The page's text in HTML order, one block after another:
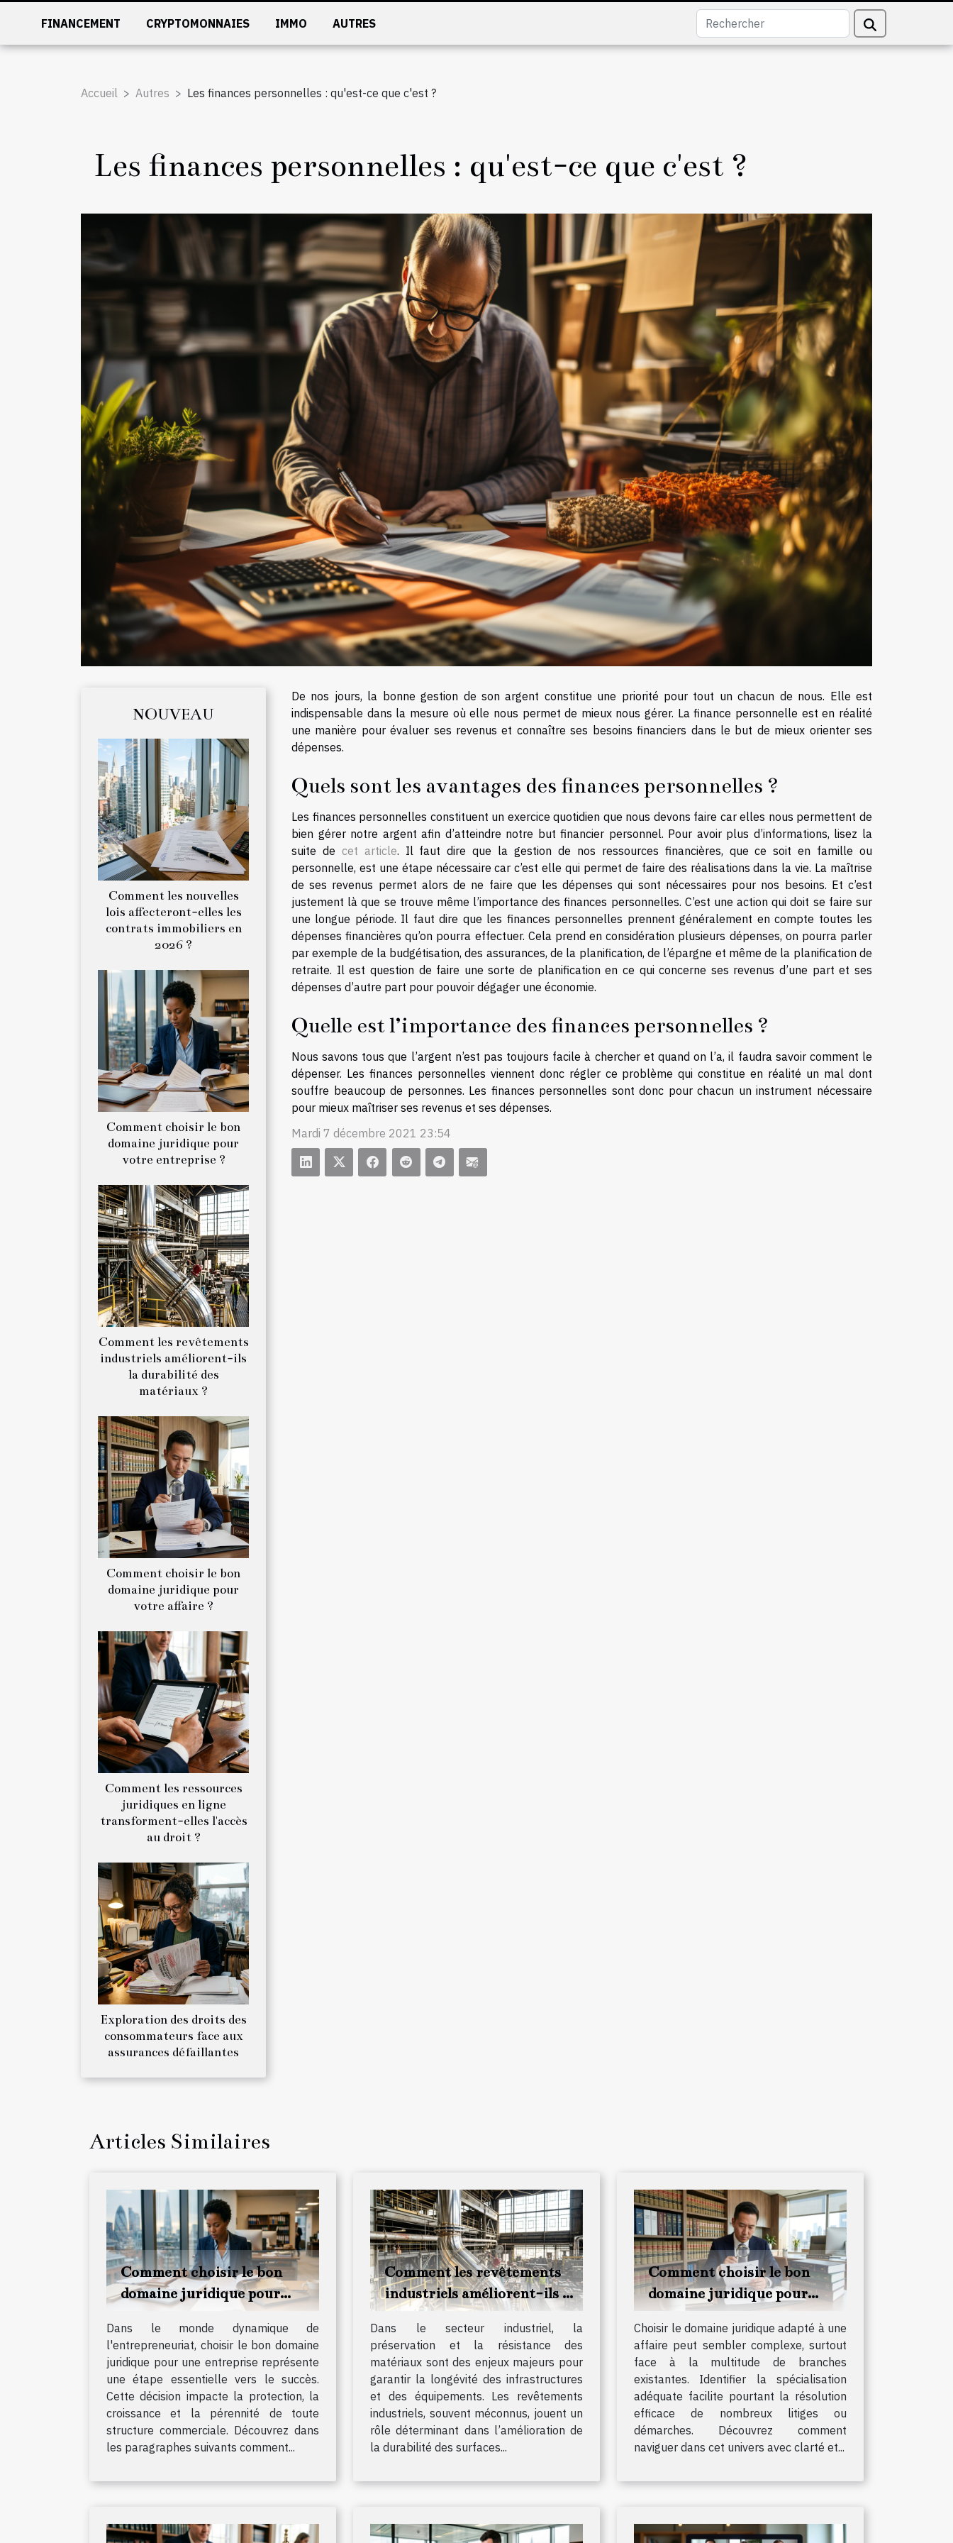
FINANCEMENT CRYPTOMONNAIES IMMO AUTRES
Accueil Autres Les finances personnelles : qu'est-ce que c'est ?
Les finances personnelles : qu'est-ce que c'est ?
NOUVEAU
Comment les nouvelles
lois affecteront-elles les
contrats immobiliers en
2026 ?
Comment choisir le bon
domaine juridique pour
votre entreprise ?
Comment les revêtements
industriels améliorent-ils
la durabilité des
matériaux ?
Comment choisir le bon
domaine juridique pour
votre affaire ?
Comment les ressources
juridiques en ligne
transforment-elles l'accès
au droit ?
Exploration des droits des
consommateurs face aux
assurances défaillantes
De nos jours, la bonne gestion de son argent constitue une priorité pour tout un chacun de nous. Elle est
indispensable dans la mesure où elle nous permet de mieux nous gérer. La finance personnelle est en réalité
une manière pour évaluer ses revenus et connaître ses besoins financiers dans le but de mieux orienter ses
dépenses.
Quels sont les avantages des finances personnelles ?
Les finances personnelles constituent un exercice quotidien que nous devons faire car elles nous permettent de
bien gérer notre argent afin d’atteindre notre but financier personnel. Pour avoir plus d’informations, lisez la
suite de cet article. Il faut dire que la gestion de nos ressources financières, que ce soit en famille ou
personnelle, est une étape nécessaire car c’est elle qui permet de faire des réalisations dans la vie. La maîtrise
de ses revenus permet alors de ne faire que les dépenses qui sont nécessaires pour nos besoins. Et c’est
justement là que se trouve même l’importance des finances personnelles. C’est une action qui doit se faire sur
une longue période. Il faut dire que les finances personnelles prennent généralement en compte toutes les
dépenses financières qu’on pourra effectuer. Cela prend en considération plusieurs dépenses, on pourra parler
par exemple de la budgétisation, des assurances, de la planification, de l’épargne et même de la planification de
retraite. Il est question de faire une sorte de planification en ce qui concerne ses revenus d’une part et ses
dépenses d’autre part pour pouvoir dégager une économie.
Quelle est l’importance des finances personnelles ?
Nous savons tous que l’argent n’est pas toujours facile à chercher et quand on l’a, il faudra savoir comment le
dépenser. Les finances personnelles viennent donc régler ce problème qui constitue en réalité un mal dont
souffre beaucoup de personnes. Les finances personnelles sont donc pour chacun un instrument nécessaire
pour mieux maîtriser ses revenus et ses dépenses.
Mardi 7 décembre 2021 23:54
Articles Similaires
Comment choisir le bon
domaine juridique pour
Dans le monde dynamique de
l'entrepreneuriat, choisir le bon domaine
juridique pour une entreprise représente
une étape essentielle vers le succès.
Cette décision impacte la protection, la
croissance et la pérennité de toute
structure commerciale. Découvrez dans
les paragraphes suivants comment...
Comment les revêtements
industriels améliorent-ils la
durabilité des matériaux ?
Dans le secteur industriel, la
préservation et la résistance des
matériaux sont des enjeux majeurs pour
garantir la longévité des infrastructures
et des équipements. Les revêtements
industriels, souvent méconnus, jouent un
rôle déterminant dans l’amélioration de
la durabilité des surfaces...
Comment choisir le bon
domaine juridique pour
votre affaire ?
Choisir le domaine juridique adapté à une
affaire peut sembler complexe, surtout
face à la multitude de branches
existantes. Identifier la spécialisation
adéquate facilite pourtant la résolution
efficace de nombreux litiges ou
démarches. Découvrez comment
naviguer dans cet univers avec clarté et...